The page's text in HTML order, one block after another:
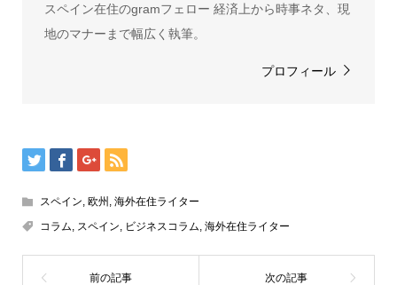
スペイン在住のgramフェロー 経済上から時事ネタ、現
地のマナーまで幅広く執筆。
プロフィール
スペイン 欧州 海外在住ライター
コラム
スペイン ビジネスコラム 海外在住ライター